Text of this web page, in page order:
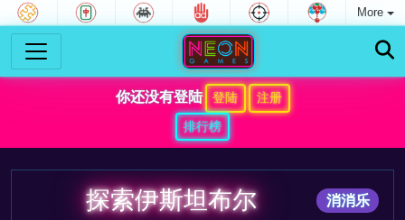
More
你还没有登陆 登陆
注册
排行榜
消消乐
探索伊斯坦布尔